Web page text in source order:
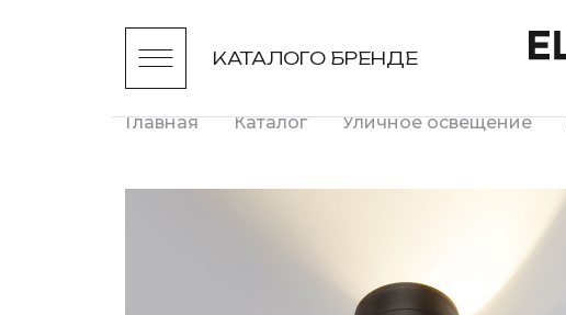
КАТАЛОГО БРЕНДЕ
Главная Каталог Уличное освещение